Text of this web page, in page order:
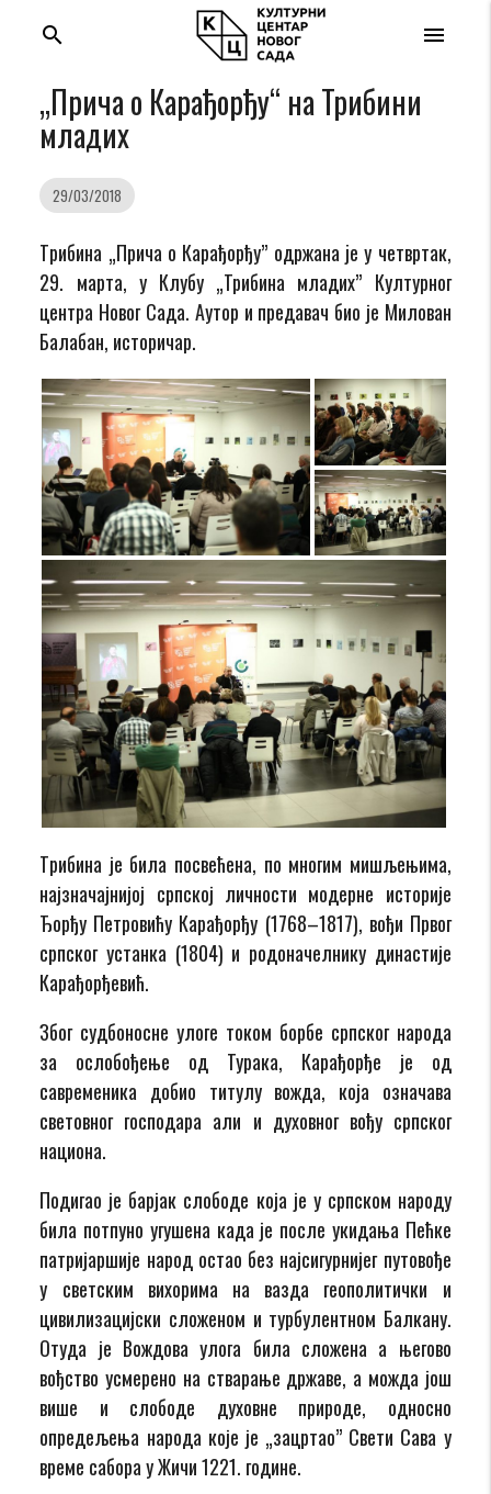
menu
search
„Прича о Карађорђу“ на Трибини
младих
29/03/2018
Tрибина „Прича о Карађорђу” одржана je у четвртак,
29. марта, у Клубу „Трибина младих” Културног
центра Новог Сада. Аутор и предавач био је Милован
Балабан, историчар.
Tрибинa је билa посвећена, по многим мишљењима,
најзначајнијој српској личности модерне историје
Ђорђу Петровићу Карађорђу (1768–1817), вођи Првог
српског устанка (1804) и родоначелнику династије
Карађорђевић.
Због судбоносне улоге током борбе српског народа
за ослобођење од Турака, Карађорђе је од
савременика добио титулу вожда, која означава
световног господара али и духовног вођу српског
национа.
Подигао је барјак слободе која је у српском народу
била потпуно угушена када је после укидања Пећке
патријаршије народ остао без најсигурнијег путовође
у светским вихорима на вазда геополитички и
цивилизацијски сложеном и турбулентном Балкану.
Отуда је Вождова улога била сложена а његово
вођство усмерено на стварање државе, а можда још
више и слободe духовне природе, односно
опредељења народа које је „зацртао” Свети Сава у
време сабора у Жичи 1221. године.